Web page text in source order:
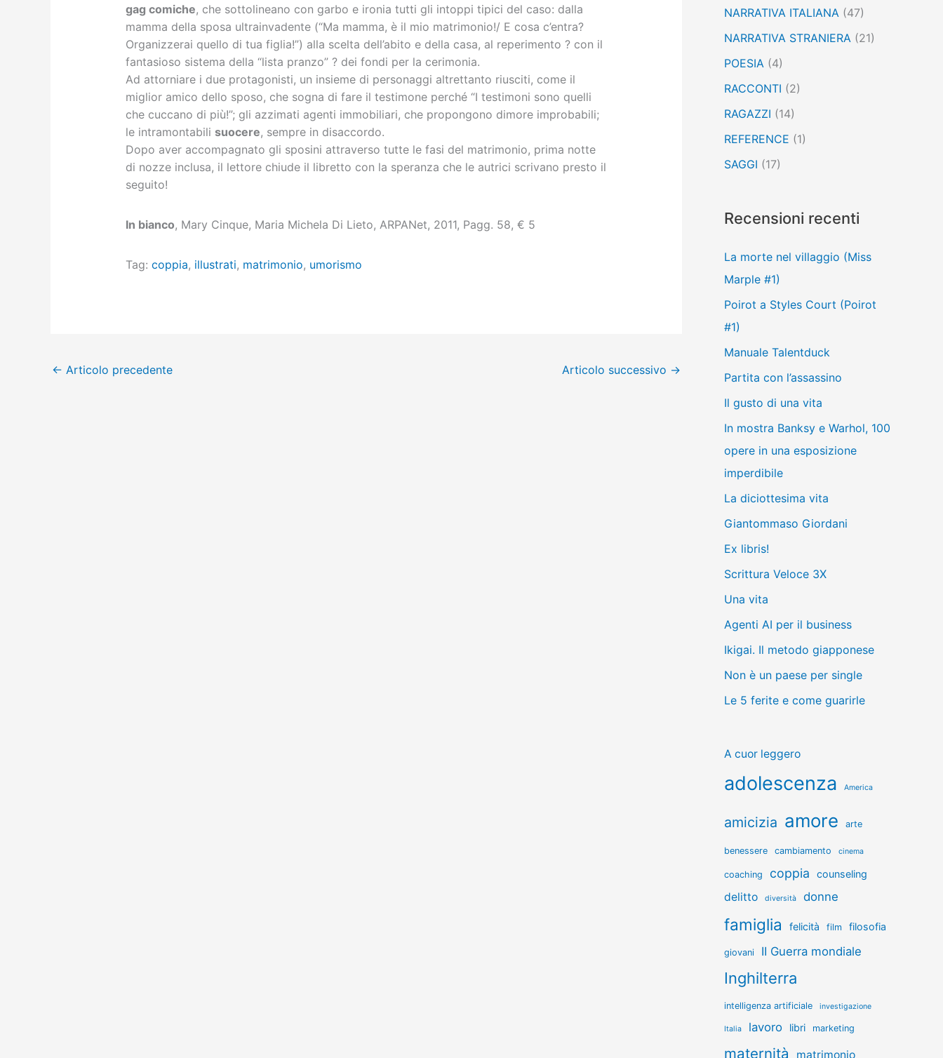
gag comiche, che sottolineano con garbo e ironia tutti gli intoppi tipici del caso: dalla
mamma della sposa ultrainvadente (“Ma mamma, è il mio matrimonio!/ E cosa c’entra?
Organizzerai quello di tua figlia!”) alla scelta dell’abito e della casa, al reperimento ? con il
fantasioso sistema della “lista pranzo” ? dei fondi per la cerimonia.
Ad attorniare i due protagonisti, un insieme di personaggi altrettanto riusciti, come il
miglior amico dello sposo, che sogna di fare il testimone perché “I testimoni sono quelli
che cuccano di più!”; gli azzimati agenti immobiliari, che propongono dimore improbabili;
le intramontabili suocere, sempre in disaccordo.
Dopo aver accompagnato gli sposini attraverso tutte le fasi del matrimonio, prima notte
di nozze inclusa, il lettore chiude il libretto con la speranza che le autrici scrivano presto il
seguito!
In bianco, Mary Cinque, Maria Michela Di Lieto, ARPANet, 2011, Pagg. 58, € 5
Tag: coppia, illustrati, matrimonio, umorismo
← Articolo precedente Articolo successivo →
NARRATIVA ITALIANA (47)
NARRATIVA STRANIERA (21)
POESIA (4)
RACCONTI (2)
RAGAZZI (14)
REFERENCE (1)
SAGGI (17)
Recensioni recenti
La morte nel villaggio (Miss
Marple #1)
Poirot a Styles Court (Poirot
#1)
Manuale Talentduck
Partita con l’assassino
Il gusto di una vita
In mostra Banksy e Warhol, 100
opere in una esposizione
imperdibile
La diciottesima vita
Giantommaso Giordani
Ex libris!
Scrittura Veloce 3X
Una vita
Agenti AI per il business
Ikigai. Il metodo giapponese
Non è un paese per single
Le 5 ferite e come guarirle
A cuor leggero
adolescenza America
amicizia amore arte
benessere cambiamento cinema
coaching coppia counseling
delitto diversità donne
famiglia felicità film filosofia
giovani II Guerra mondiale
Inghilterra
intelligenza artificiale investigazione
Italia lavoro libri marketing
maternità matrimonio